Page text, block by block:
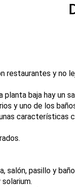
restaurantes y no
planta baja hay un
y uno de los
características
salón, pasillo y